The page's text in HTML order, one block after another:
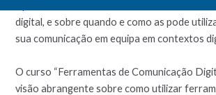
digital, e sobre quando e como as pode
sua comunicação em equipa em contextos
O curso “Ferramentas de Comunicação
visão abrangente sobre como utilizar